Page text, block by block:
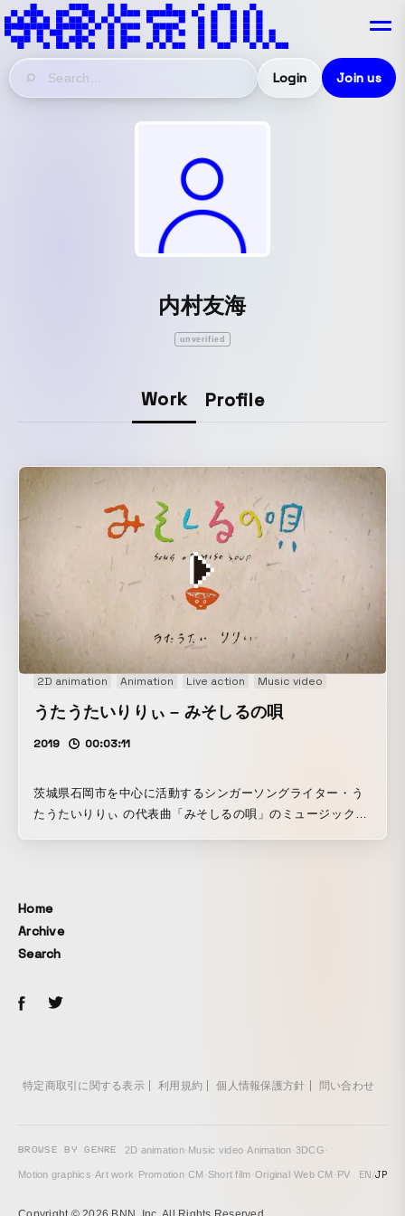
Login Join us
内村友海
unverified
Work Profile
2D animation Animation Live action Music video
うたうたいりりぃ – みそしるの唄
2019 00:03:11
茨城県石岡市を中心に活動するシンガーソングライター・う
たうたいりりぃ の代表曲「みそしるの唄」のミュージックビ
Home
Archive
Search
特定商取引に関する表示 利用規約 個人情報保護方針 問い合わせ
BROWSE BY GENRE 2D animation· Music video·Animation·3DCG·
Motion graphics·Art work· Promotion·CM · Short film·Original ·Web CM · PV EN/JP